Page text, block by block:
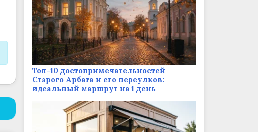
Топ-10 достопримечательностей
Старого Арбата и его переулков:
идеальный маршрут на 1 день